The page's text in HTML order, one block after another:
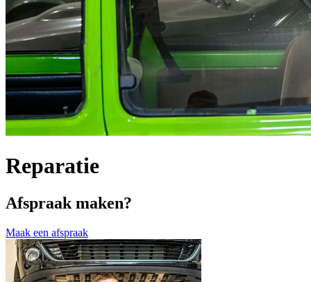
Reparatie
Afspraak maken?
Maak een afspraak